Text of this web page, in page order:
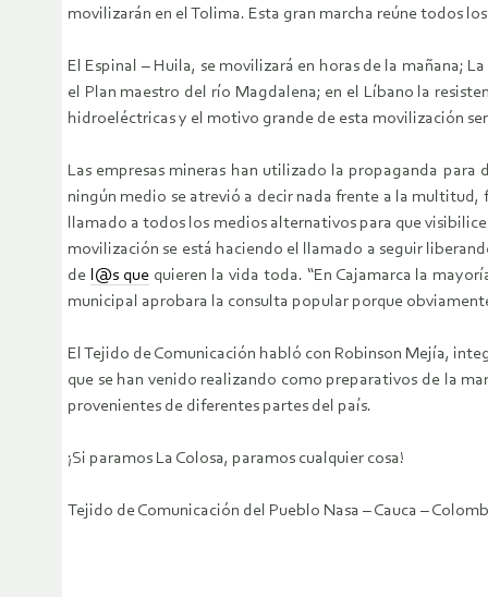
movilizarán en el Tolima. Esta gran marcha reúne todos
El Espinal – Huila, se movilizará en horas de la mañana;
el Plan maestro del río Magdalena; en el Líbano la
hidroeléctricas y el motivo grande de esta movilización
Las empresas mineras han utilizado la propaganda para
ningún medio se atrevió a decir nada frente a la multitud,
llamado a todos los medios alternativos para que
movilización se está haciendo el llamado a seguir
de l@s quequieren la vida toda. “En Cajamarca la
municipal aprobara la consulta popular porque
El Tejido de Comunicación habló con Robinson Mejía,
que se han venido realizando como preparativos de la
provenientes de diferentes partes del país.
¡Si paramos La Colosa, paramos cualquier cosa!
Tejido de Comunicación del Pueblo Nasa – Cauca –